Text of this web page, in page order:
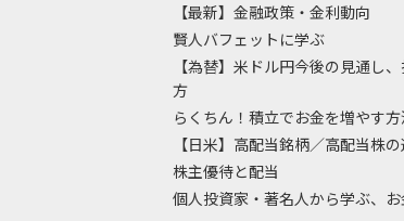
【最新】金融政策・金利動向
賢人バフェットに学ぶ
【為替】米ドル円今後の見通し
方
らくちん！積立でお金を増やす方
【日米】高配当銘柄／高配当株
株主優待と配当
個人投資家・著名人から学ぶ、